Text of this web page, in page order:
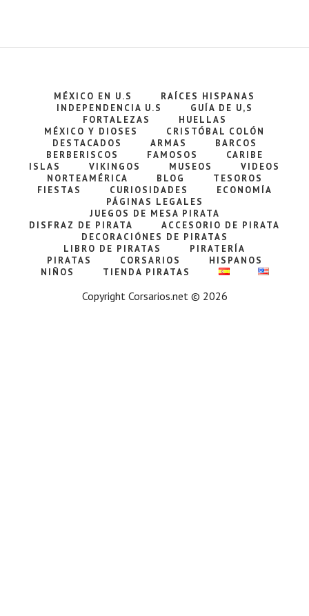
MÉXICO EN U.S
RAÍCES HISPANAS
INDEPENDENCIA U.S
GUÍA DE U,S
FORTALEZAS
HUELLAS
MÉXICO Y DIOSES
CRISTÓBAL COLÓN
DESTACADOS
ARMAS
BARCOS
BERBERISCOS
FAMOSOS
CARIBE
ISLAS
VIKINGOS MUSEOS
VIDEOS
NORTEAMÉRICA
BLOG
TESOROS
FIESTAS
CURIOSIDADES
ECONOMÍA
PÁGINAS LEGALES
JUEGOS DE MESA PIRATA
DISFRAZ DE PIRATA
ACCESORIO DE PIRATA
DECORACIÓNES DE PIRATAS
LIBRO DE PIRATAS
PIRATERÍA
PIRATAS
CORSARIOS
HISPANOS
NIÑOS
TIENDA PIRATAS
Copyright Corsarios.net © 2026